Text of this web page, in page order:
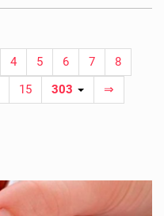
4 5 6 7
8
15 303
⇒